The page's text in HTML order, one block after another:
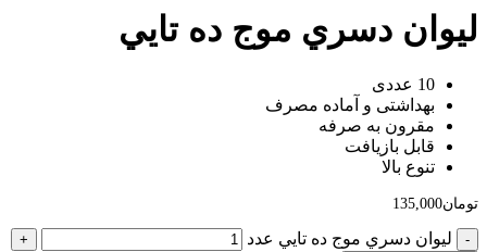
ليوان دسري موج ده تايي
10 عددی
بهداشتی و آماده مصرف
مقرون به صرفه
قابل بازیافت
تنوع بالا
تومان135,000
ليوان دسري موج ده تايي عدد